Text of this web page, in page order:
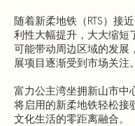
随着新柔地铁（RTS）接
利性大幅提升，大大缩短
可能带动周边区域的发展
展项目逐渐受到市场关注。
富力公主湾坐拥新山市中
将启用的新柔地铁轻松接
文化生活的零距离融合。